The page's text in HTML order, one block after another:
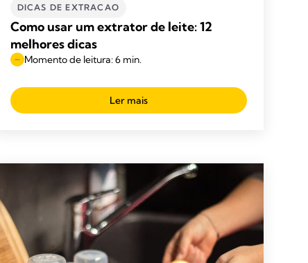
DICAS DE EXTRACAO
Como usar um extrator de leite: 12
melhores dicas
Momento de leitura: 6 min.
Ler mais